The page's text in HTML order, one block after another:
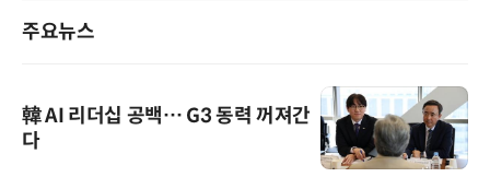
주요뉴스
韓 AI 리더십 공백… G3 동력 꺼져간
다